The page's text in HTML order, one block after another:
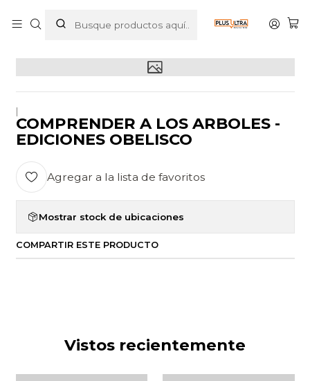
COMPRENDER A LOS ARBOLES - EDICIONES OBELISCO
COMPRENDER A LOS ARBOLES -
EDICIONES OBELISCO
Agregar a la lista de favoritos
Mostrar stock de ubicaciones
COMPARTIR ESTE PRODUCTO
Vistos recientemente